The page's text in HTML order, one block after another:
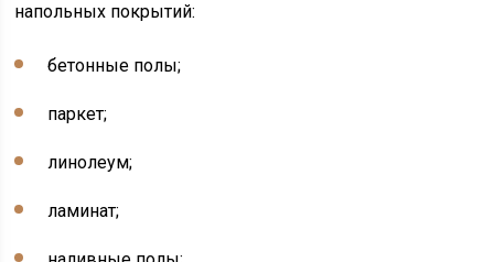
напольных покрытий:
бетонные полы;
паркет;
линолеум;
ламинат;